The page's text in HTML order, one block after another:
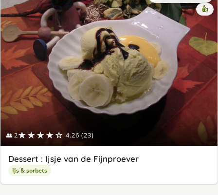
👥 2★★★★☆ 4.26 (23)
👍
Dessert : Ijsje van de Fijnproever
IJs & sorbets